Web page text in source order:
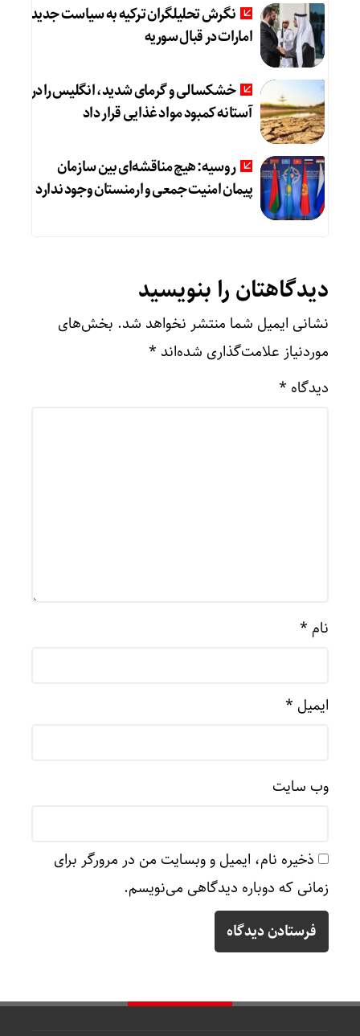
نگرش تحلیلگران ترکیه به سیاست جدید
امارات در قبال سوریه
خشکسالی و گرمای شدید، انگلیس را در
آستانه کمبود مواد غذایی قرار داد
روسیه: هیچ مناقشه‌ای بین سازمان
پیمان امنیت جمعی و ارمنستان وجود ندارد
دیدگاهتان را بنویسید
نشانی ایمیل شما منتشر نخواهد شد. بخش‌های
موردنیاز علامت‌گذاری شده‌اند *
دیدگاه *
نام *
ایمیل *
وب‌ سایت
ذخیره نام، ایمیل و وبسایت من در مرورگر برای
زمانی که دوباره دیدگاهی می‌نویسم.